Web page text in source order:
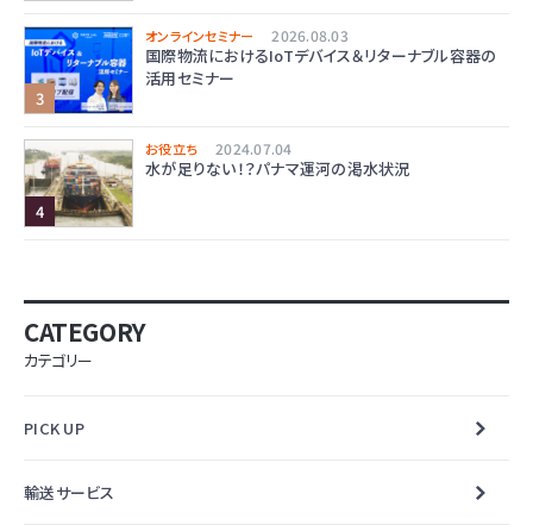
オンラインセミナー 2026.08.03
国際物流におけるIoTデバイス＆リターナブル容器の
活用セミナー
お役立ち 2024.07.04
水が足りない！？パナマ運河の渇水状況
CATEGORY
カテゴリー
PICK UP
輸送サービス